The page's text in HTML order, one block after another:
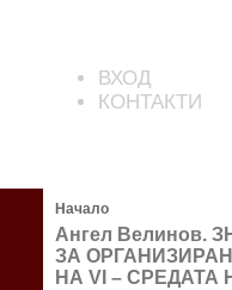
ВХОД
КОНТАКТИ
Начало
Ангел
ЗА
НА VI – СРЕДАТА